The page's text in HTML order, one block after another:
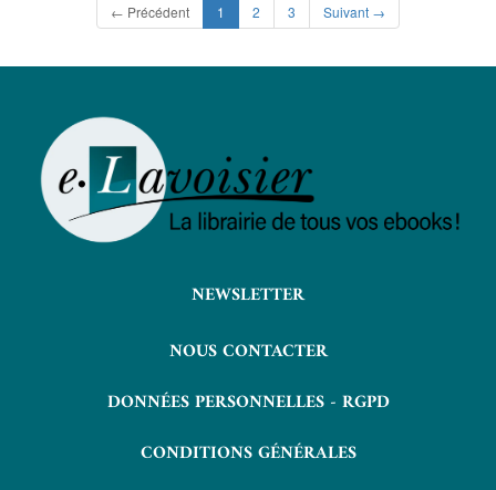
← Précédent 1 (current)
2 3 Suivant →
NEWSLETTER
NOUS CONTACTER
DONNÉES PERSONNELLES - RGPD
CONDITIONS GÉNÉRALES